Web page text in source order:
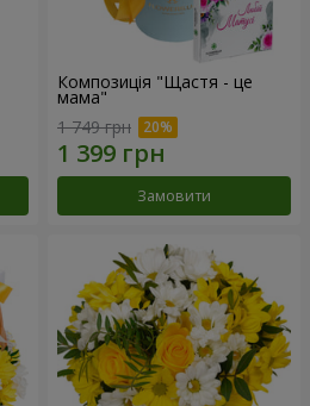
Композиція "Щастя - це
мама"
1 749 грн
Замовити